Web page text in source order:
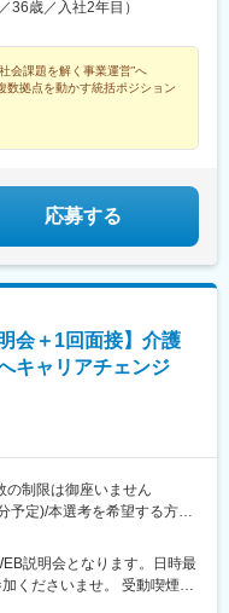
きますので、ご面接時にお
ラルマネージャーと相談の
祉事業では「重度訪問介
業では「訪問介護事業」を
性や条件等に応じて、配属
を活かせる適切な部署でご
当支給・借り上げ社宅提供
36歳／入社2年目）
会課題を解く事業運営”へ
数拠点を動かす統括ポジション
応募する
会＋1回面接】介護
キャリアチェンジ
の制限は御座いません
予定)/本選考を希望する方は
能です）
出来ましたら、WEB会議
説明会となります。日時最
くださいませ。 受動喫煙対